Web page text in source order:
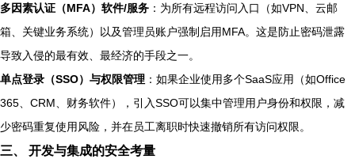
多因素认证（MFA）软件/服务 ：为所有远程访问入口（如VPN、云邮
箱、关键业务系统）以及管理员账户强制启用MFA。这是防止密码泄露
导致入侵的最有效、最经济的手段之一。
单点登录（SSO）与权限管理 ：如果企业使用多个SaaS应用（如Office
365、CRM、财务软件），引入SSO可以集中管理用户身份和权限，减
少密码重复使用风险，并在员工离职时快速撤销所有访问权限。
三、 开发与集成的安全考量